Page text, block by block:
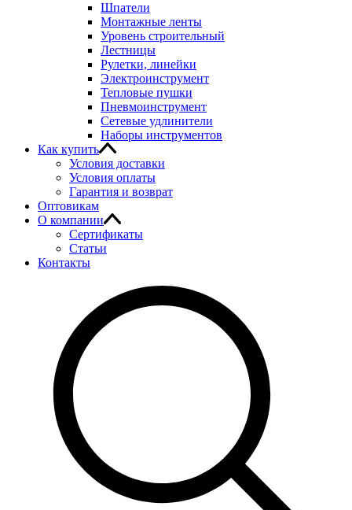
Шпатели
Монтажные ленты
Уровень строительный
Лестницы
Рулетки, линейки
Электроинструмент
Тепловые пушки
Пневмоинструмент
Сетевые удлинители
Наборы инструментов
Как купить
Условия доставки
Условия оплаты
Гарантия и возврат
Оптовикам
О компании
Сертификаты
Статьи
Контакты